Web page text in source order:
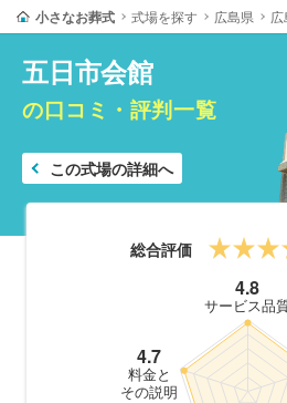
小さなお葬式 式場を探す 広島県
五日市会館
の口コミ・評判一覧
この式場の詳細へ
総合評価
4.8
サービス品
4.7
料金と
その説明